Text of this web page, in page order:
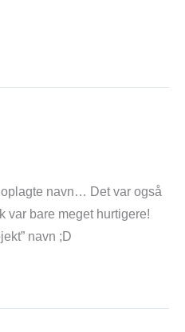
navn… Det var også
var bare meget hurtigere!
navn ;D